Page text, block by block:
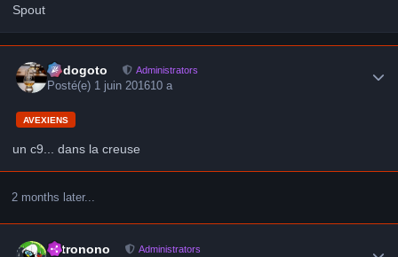
Spout
frédogoto Administrators
Posté(e) 1 juin 201610 a
AVEXIENS
un c9... dans la creuse
2 months later...
astronono Administrators